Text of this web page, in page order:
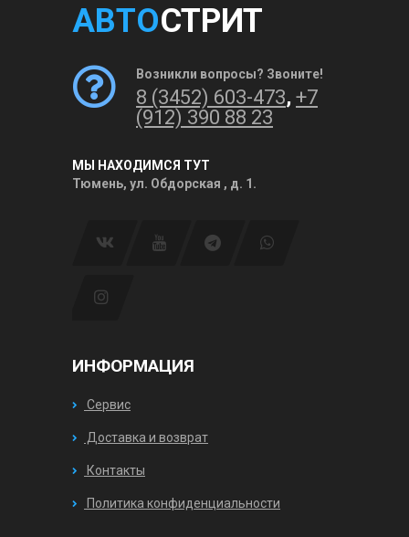
АВТОСТРИТ
Возникли вопросы? Звоните!
8 (3452) 603-473, +7
(912) 390 88 23
МЫ НАХОДИМСЯ ТУТ
Тюмень, ул. Обдорская , д. 1.
ИНФОРМАЦИЯ
Сервис
Доставка и возврат
Контакты
Политика конфиденциальности